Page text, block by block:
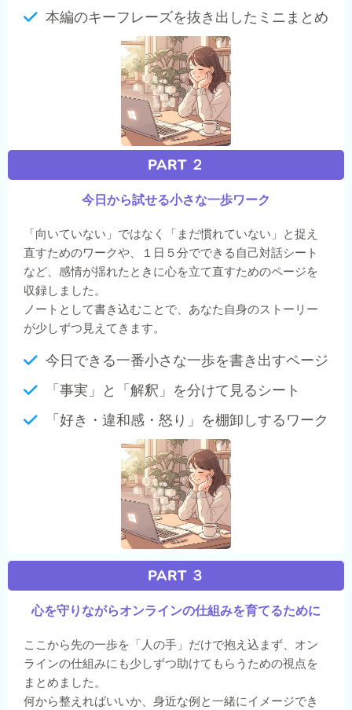
本編のキーフレーズを抜き出したミニまとめ
PART ２
今日から試せる小さな一歩ワーク
「向いていない」ではなく「まだ慣れていない」と捉え
直すためのワークや、１日５分でできる自己対話シート
など、感情が揺れたときに心を立て直すためのページを
収録しました。
ノートとして書き込むことで、あなた自身のストーリー
が少しずつ見えてきます。
今日できる一番小さな一歩を書き出すページ
「事実」と「解釈」を分けて見るシート
「好き・違和感・怒り」を棚卸しするワーク
PART ３
心を守りながらオンラインの仕組みを育てるために
ここから先の一歩を「人の手」だけで抱え込まず、オン
ラインの仕組みにも少しずつ助けてもらうための視点を
まとめました。
何から整えればいいか、身近な例と一緒にイメージでき